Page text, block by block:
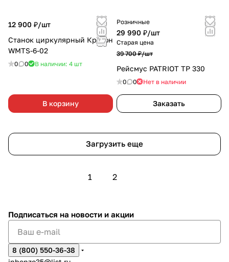
12 900 ₽/шт
Станок циркулярный Кратон
WMTS-6-02
0 0 В наличии: 4 шт
В корзину
Розничные
29 990 ₽/шт
Старая цена
39 700 ₽/шт
Рейсмус PATRIOT TP 330
0 0 Нет в наличии
Заказать
Загрузить еще
1 2
Подписаться на новости и акции
8 (800) 550-36-38